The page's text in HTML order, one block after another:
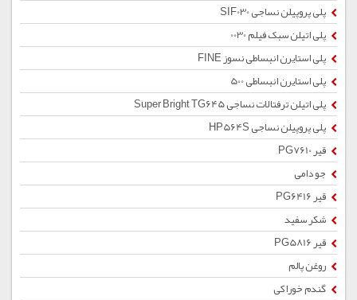
پلی پروپیلن نساجی SIF030
پلی اتیلن سبک فیلم 0030
پلی استایرن انبساطی نسوز FINE
پلی استایرن انبساطی 500
پلی اتیلن ترفتالات نساجی Super Bright TG645
پلی پروپیلن نساجی HP564S
قیر PG7610
جو دامی
قیر PG6416
شکر سفید
قیر PG5816
روغن پالم
گندم خوراکی